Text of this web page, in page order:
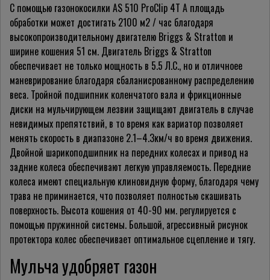
С помощью газонокосилки AS 510 ProClip 4T A площадь
обработки может достигать 2100 м2 / час благодаря
высокопроизводительному двигателю Briggs & Stratton и
ширине кошения 51 см. Двигатель Briggs & Stratton
обеспечивает не только мощность в 5.5 Л.С., но и отличноее
маневрирование благодаря сбаланисрованному распределению
веса. Тройной подшипник коленчатого вала и фрикционные
диски на мульчирующем лезвии защищают двигатель в случае
невидимых препятствий, в то время как вариатор позволяет
менять скорость в диапазоне 2.1–4.3км/ч во время движения.
Двойной шарикоподшипник на передних колесах и привод на
задние колеса обеспечивают легкую управляемость. Передние
колеса имеют специальную клиновидную форму, благодаря чему
трава не приминается, что позволяет полностью скашивать
поверхность. Высота кошения от 40-90 мм. регулируется с
помощью пружинной системы. Большой, агрессивный рисунок
протектора колес обеспечивает оптимальное сцепление и тягу.
Мульча удобряет газон